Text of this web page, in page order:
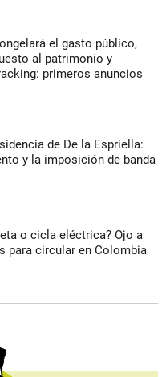
el gasto público,
al patrimonio y
primeros anuncios
de De la Espriella:
y la imposición de banda
o cicla eléctrica? Ojo a
para circular en Colombia